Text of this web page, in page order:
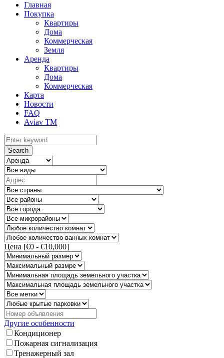
Главная
Покупка
Квартиры
Дома
Коммерческая
Земля
Аренда
Квартиры
Дома
Коммерческая
Карта
Новости
FAQ
Aviav TM
Search
Цена [€0 - €10,000]
Другие особенности
Кондиционер
Пожарная сигнализация
Тренажерный зал